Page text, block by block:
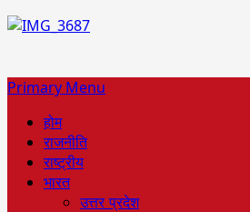
Primary Menu
होम
राजनीति
राष्ट्रीय
भारत
उत्तर प्रदेश